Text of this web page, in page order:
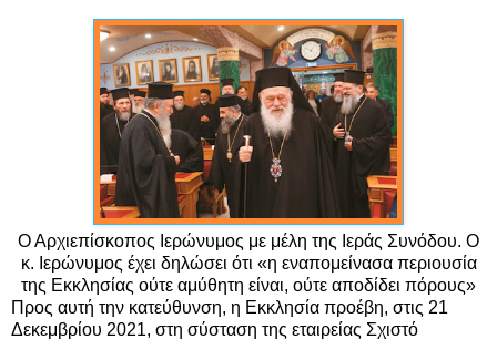
Ο Αρχιεπίσκοπος Ιερώνυμος με μέλη της Ιεράς Συνόδου. Ο
κ. Ιερώνυμος έχει δηλώσει ότι «η εναπομείνασα περιουσία
της Εκκλησίας ούτε αμύθητη είναι, ούτε αποδίδει πόρους»
Προς αυτή την κατεύθυνση, η Εκκλησία προέβη, στις 21
Δεκεμβρίου 2021, στη σύσταση της εταιρείας Σχιστό